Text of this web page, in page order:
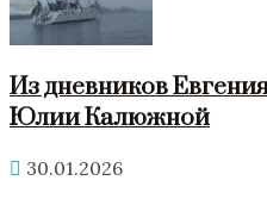
Из дневников
Юлии Калюжной
30.01.2026